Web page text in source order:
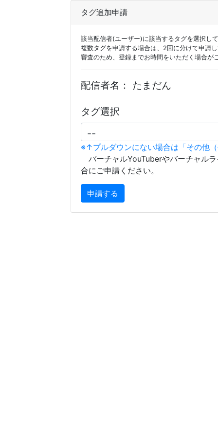
タグ追加申請
該当配信者(ユーザー)に該当するタグを選択し
複数タグを申請する場合は、2回に分けて申請
審査のため、登録までお時間をいただく場合が
配信者名： たまだん
タグ選択
※↑プルダウンにない場合は「その他
バーチャルYouTuberやバーチャル
合にご申請ください。
申請する